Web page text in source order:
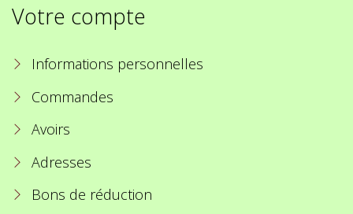
Votre compte
Informations personnelles
Commandes
Avoirs
Adresses
Bons de réduction